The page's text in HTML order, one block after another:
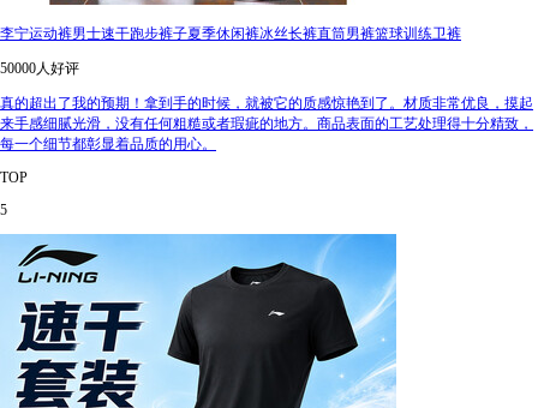
李宁运动裤男士速干跑步裤子夏季休闲裤冰丝长裤直筒男裤篮球训练卫裤
50000人好评
真的超出了我的预期！拿到手的时候，就被它的质感惊艳到了。材质非常优良，摸起
来手感细腻光滑，没有任何粗糙或者瑕疵的地方。商品表面的工艺处理得十分精致，
每一个细节都彰显着品质的用心。
TOP
5